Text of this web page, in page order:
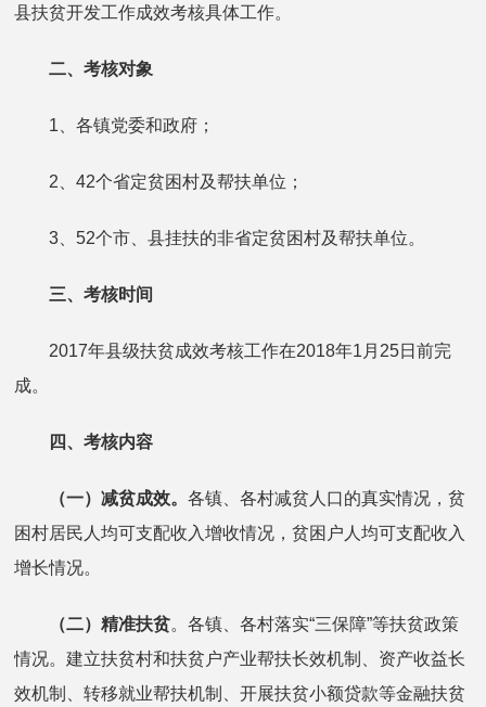
县扶贫开发工作成效考核具体工作。
二、考核对象
1、各镇党委和政府；
2、42个省定贫困村及帮扶单位；
3、52个市、县挂扶的非省定贫困村及帮扶单位。
三、考核时间
2017年县级扶贫成效考核工作在2018年1月25日前完
成。
四、考核内容
（一）减贫成效。各镇、各村减贫人口的真实情况，贫
困村居民人均可支配收入增收情况，贫困户人均可支配收入
增长情况。
（二）精准扶贫。各镇、各村落实“三保障”等扶贫政策
情况。建立扶贫村和扶贫户产业帮扶长效机制、资产收益长
效机制、转移就业帮扶机制、开展扶贫小额贷款等金融扶贫